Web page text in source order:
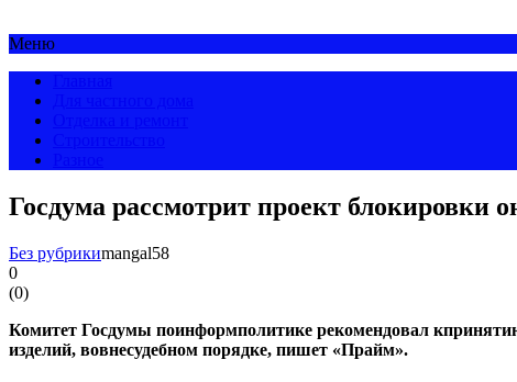
Меню
Госдума рассмотрит проект блокировки
Без рубрикиmangal58
0
(0)
Комитет Госдумы поинформполитике рекомендовал
изделий, вовнесудебном порядке, пишет «Прайм».